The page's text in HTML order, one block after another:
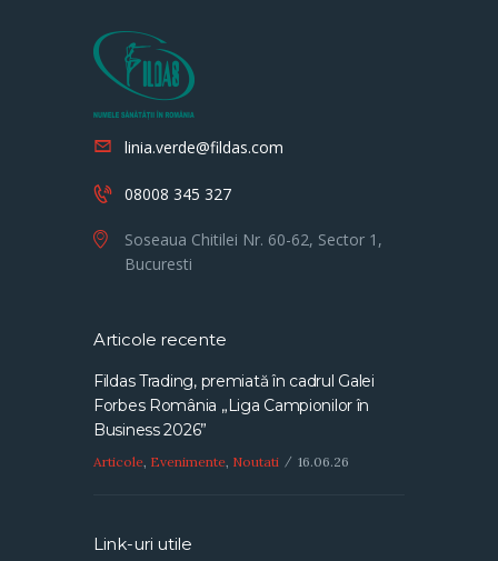
linia.verde@fildas.com
08008 345 327
Soseaua Chitilei Nr. 60-62, Sector 1,
Bucuresti
Articole recente
Fildas Trading, premiată în cadrul Galei
Forbes România „Liga Campionilor în
Business 2026”
Articole, Evenimente, Noutati 16.06.26
Link-uri utile